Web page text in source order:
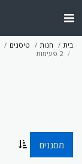
בית חנות טיסנים
2 פעימות
מסננים